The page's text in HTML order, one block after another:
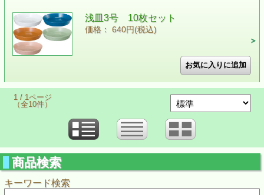
浅皿3号 10枚セット
価格： 640円(税込)
1 / 1ページ
（全10件）
商品検索
キーワード検索